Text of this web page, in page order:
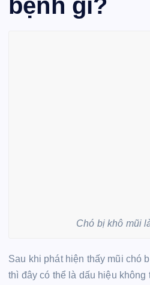
bệnh gì?
Chó bị khô mũi
Sau khi phát hiện thấy mũi chó
thì đây có thể là dấu hiệu